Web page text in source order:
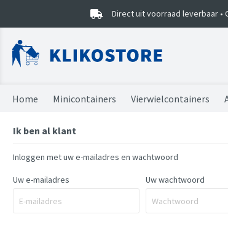
Direct uit voorraad leverbaar •
Home Minicontainers Vierwielcontainers
Minicontainers
Onderdelen
Vierwielcontainers
Onderdelen
Vuilniszakken
Kliko stickers
Combideals
Sorteercaddy
Prullenbak EKO
Ik ben al klant
Inloggen met uw e-mailadres en wachtwoord
Uw e-mailadres Uw wachtwoord